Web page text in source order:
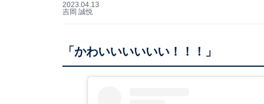
2023.04.13
吉岡 誠悦
「かわいいいいいい！！！」